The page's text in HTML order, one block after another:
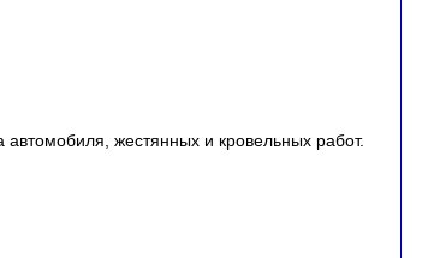
жестянных и кровельных работ.